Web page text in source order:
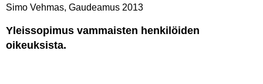
Simo Vehmas, Gaudeamus 2013
Yleissopimus vammaisten henkilöiden
oikeuksista.